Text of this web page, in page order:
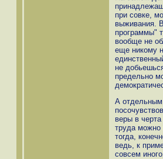
при совке,
выживания.
программы"
вообще не
еще никому
не
предельно
А
веры в
труда можно
тогда,
ведь, к
совсем